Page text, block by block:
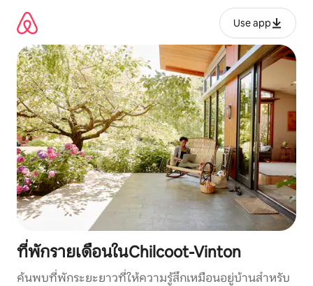
เนื้อหา
Use app
ที่พักรายเดือนในChilcoot-Vinton
ค้นพบที่พักระยะยาวที่ให้ความรู้สึกเหมือนอยู่บ้านสำหรับ